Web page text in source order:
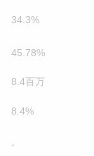
34.3%
45.78%
8.4百万
8.4%
-